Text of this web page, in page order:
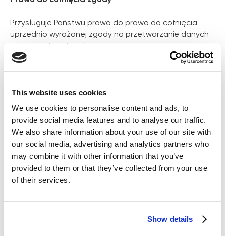
This website uses cookies
We use cookies to personalise content and ads, to
provide social media features and to analyse our traffic.
We also share information about your use of our site with
our social media, advertising and analytics partners who
may combine it with other information that you’ve
provided to them or that they’ve collected from your use
of their services.
Show details
Przysługuje Państwu prawo do prawo do cofnięcia
uprzednio wyrażonej zgody na przetwarzanie danych
osobowych w dowolnym momencie.
W związku z udostępnianiem zawartości serwisu
internetowego Administrator stosuje tzw. cookies, tj.
informacje zapisywane przez serwery na urządzeniu
końcowym użytkownika, które serwery mogą odczytać
przy każdorazowym połączeniu się z tego urządzenia
końcowego, może także używać innych technologii o
funkcjach podobnych lub tożsamych z cookies
(informacje dotyczące cookies mają zastosowanie
również do innych podobnych technologii
stanowią dane informatyczne, w szczególności pliki